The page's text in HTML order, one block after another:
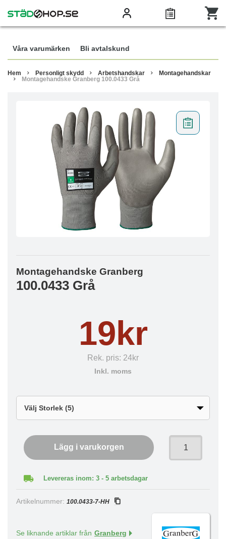
Våra varumärken Bli avtalskund
Hem Personligt skydd Arbetshandskar
Montagehandskar
Montagehandske Granberg 100.0433 Grå
Montagehandske Granberg
100.0433 Grå
19kr
Rek. pris: 24kr
Inkl. moms
Lägg i varukorgen
Levereras inom: 3 - 5 arbetsdagar
Artikelnummer: 100.0433-7-HH
Se liknande artiklar från Granberg